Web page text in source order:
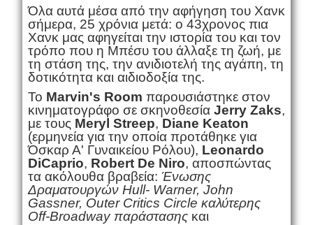
Όλα αυτά μέσα από την αφήγηση του Χανκ
σήμερα, 25 χρόνια μετά: ο 43χρονος πια
Χανκ μας αφηγείται την ιστορία του και τον
τρόπο που η Μπέσυ του άλλαξε τη ζωή, με
τη στάση της, την ανιδιοτελή της αγάπη, τη
δοτικότητα και αιδιοδοξία της.
Το Marvin's Room παρουσιάστηκε στον
κινηματογράφο σε σκηνοθεσία Jerry Zaks,
με τους Meryl Streep, Diane Keaton
(ερμηνεία για την οποία προτάθηκε για
Όσκαρ Α' Γυναικείου Ρόλου), Leonardo
DiCaprio, Robert De Niro, αποσπώντας
τα ακόλουθα βραβεία: Ένωσης
Δραματουργών Hull- Warner, John
Gassner, Outer Critics Circle καλύτερης
Off-Broadway παράστασης και